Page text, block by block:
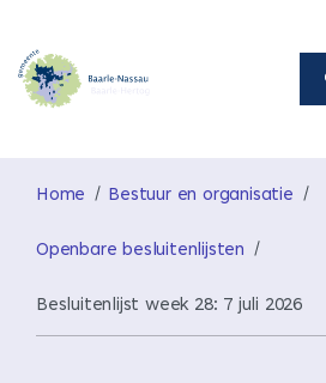
Home Bestuur en organisatie
Openbare besluitenlijsten
Besluitenlijst week 28: 7 juli 2026